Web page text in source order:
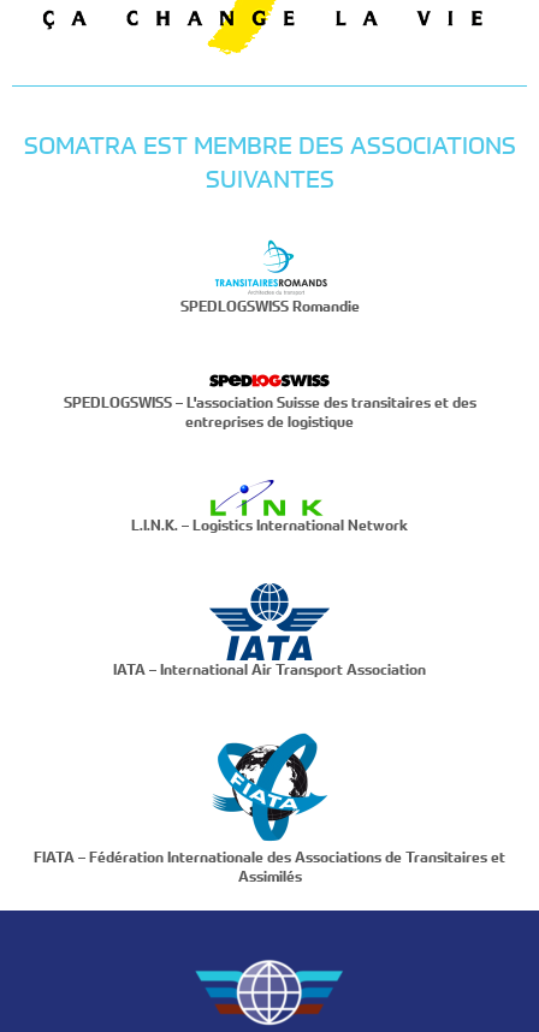
SOMATRA EST MEMBRE DES ASSOCIATIONS
SUIVANTES
SPEDLOGSWISS Romandie
SPEDLOGSWISS – L'association Suisse des transitaires et des
entreprises de logistique
L.I.N.K. – Logistics International Network
IATA – International Air Transport Association
FIATA – Fédération Internationale des Associations de Transitaires et
Assimilés